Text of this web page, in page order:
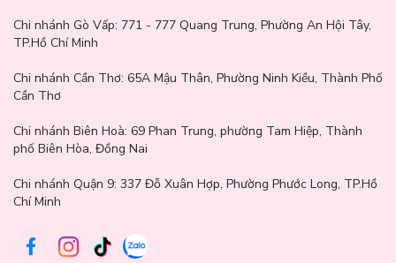
Chăm sóc làn da mụn nhẹ nhàng hơn cùng Lam Thảo
Cosmetics
Cosrx Master Patch Original Fitsẽ giúp bạn chăm sóc những
nốt mụn một cách nhẹ nhàng và đơn giản hơn trong chu trình
hạn chế những tác động không mong muốn và giúp bạn tự tin hơn
mỗi ngày. Nếu bạn đang tìm mua sản phẩm chính hãng, đừng ngần
sản phẩm phù hợp nhất với làn da của mình nhé 💛
Chi nhánh Gò Vấp: 771 - 777 Quang Trung, Phường An Hội Tây,
TP.Hồ Chí Minh
Chi nhánh Cần Thơ: 65A Mậu Thân, Phường Ninh Kiều, Thành Phố
Cần Thơ
Chi nhánh Biên Hoà: 69 Phan Trung, phường Tam Hiệp, Thành
phố Biên Hòa, Đồng Nai
Chi nhánh Quận 9: 337 Đỗ Xuân Hợp, Phường Phước Long, TP.Hồ
Chí Minh